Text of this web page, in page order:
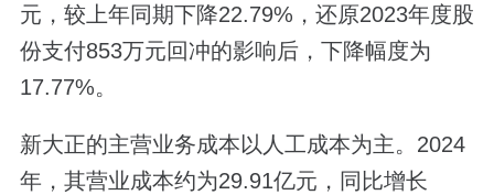
元，较上年同期下降22.79%，还原2023年度股
份支付853万元回冲的影响后，下降幅度为
17.77%。
新大正的主营业务成本以人工成本为主。2024
年，其营业成本约为29.91亿元，同比增长